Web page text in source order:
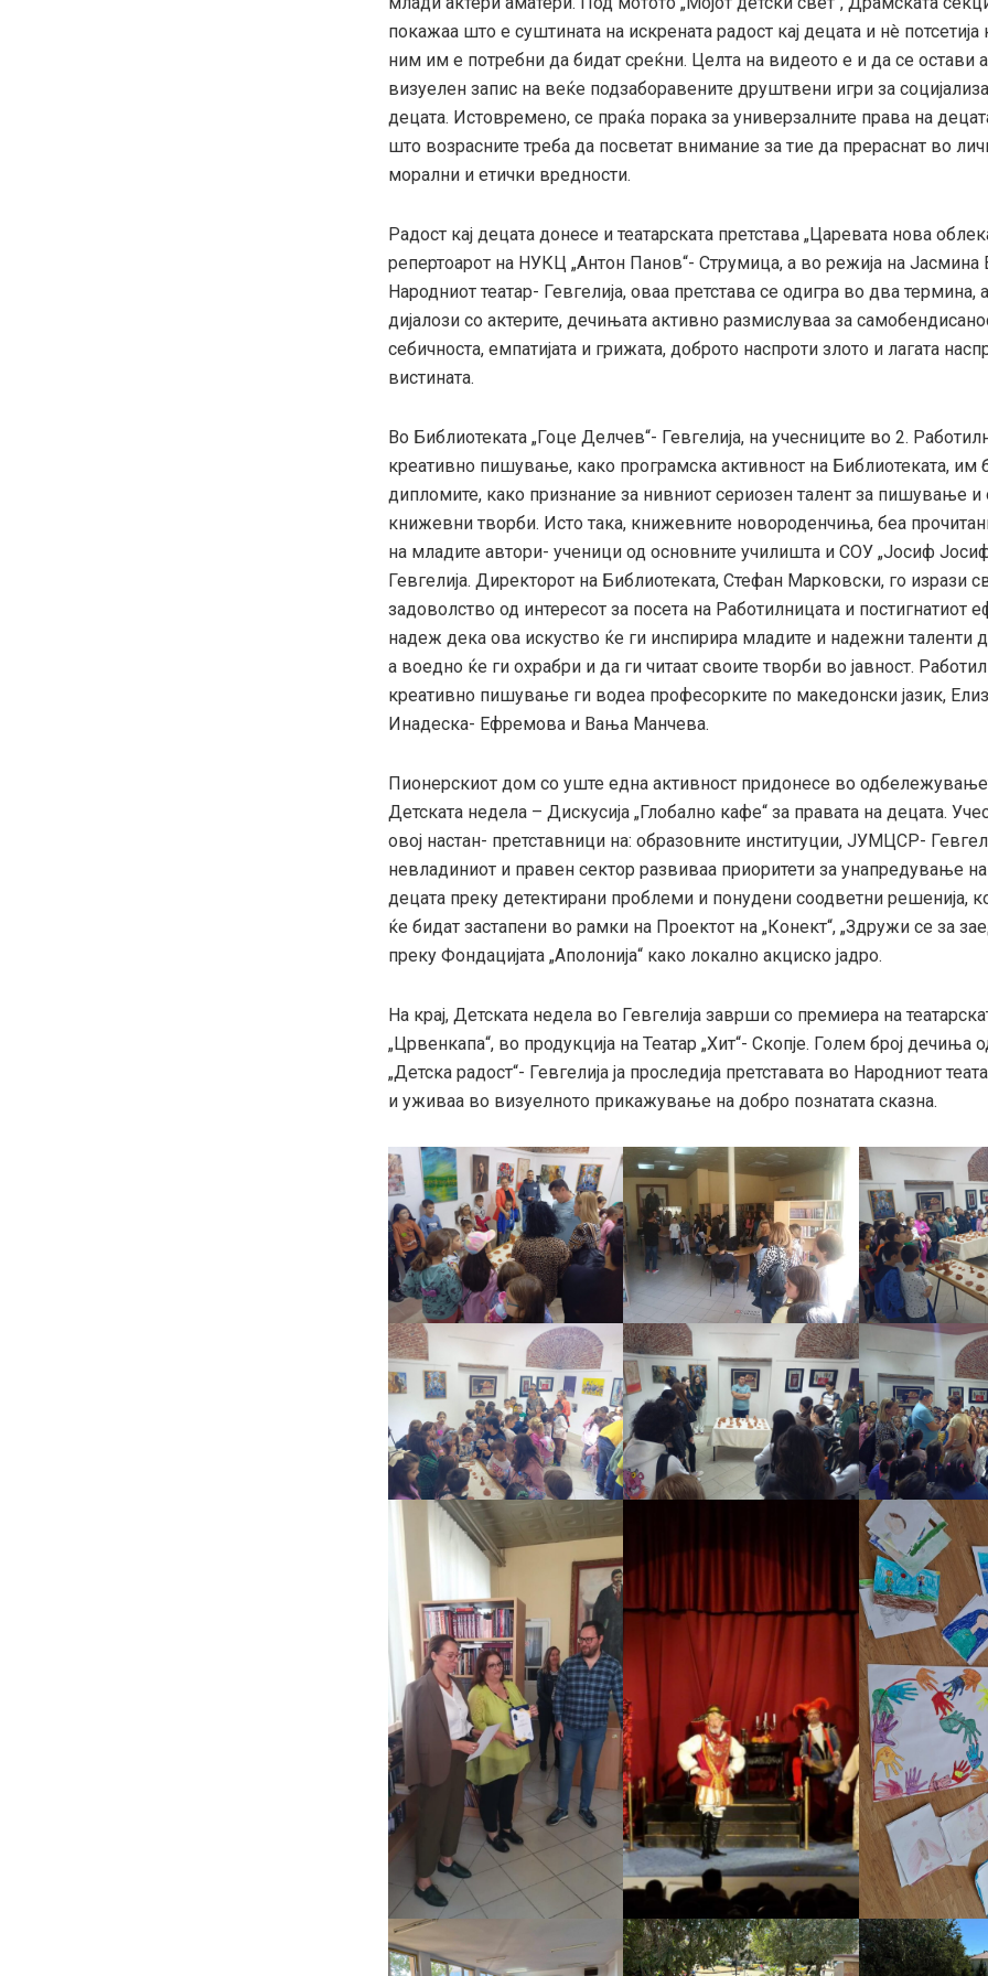
покажаа што е суштината на искрената радост кај децата и нè
ним им е потребни да бидат среќни. Целта на видеото е и да се остави
визуелен запис на веќе подзаборавените друштвени игри за
децата. Истовремено, се праќа порака за универзалните права на
што возрасните треба да посветат внимание за тие да прераснат во
морални и етички вредности.
Радост кај децата донесе и театарската претстава „Царевата нова
репертоарот на НУКЦ „Антон Панов“- Струмица, а во режија на Јасмина
Народниот театар- Гевгелија, оваа претстава се одигра во два термина,
дијалози со актерите, дечињата активно размислуваа за
себичноста, емпатијата и грижата, доброто наспроти злото и лагата
вистината.
Во Библиотеката „Гоце Делчев“- Гевгелија, на учесниците во 2.
креативно пишување, како програмска активност на Библиотеката, им
дипломите, како признание за нивниот сериозен талент за пишување и
книжевни творби. Исто така, книжевните новороденчиња, беа
на младите автори- ученици од основните училишта и СОУ „Јосиф
Гевгелија. Директорот на Библиотеката, Стефан Марковски, го изрази
задоволство од интересот за посета на Работилницата и постигнатиот
надеж дека ова искуство ќе ги инспирира младите и надежни таленти
а воедно ќе ги охрабри и да ги читаат своите творби во јавност.
креативно пишување ги водеа професорките по македонски јазик,
Инадеска- Ефремова и Вања Манчева.
Пионерскиот дом со уште една активност придонесе во
Детската недела – Дискусија „Глобално кафе“ за правата на децата.
овој настан- претставници на: образовните институции, ЈУМЦСР-
невладиниот и правен сектор развиваа приоритети за унапредување
децата преку детектирани проблеми и понудени соодветни решенија,
ќе бидат застапени во рамки на Проектот на „Конект“, „Здружи се за
преку Фондацијата „Аполонија“ како локално акциско јадро.
На крај, Детската недела во Гевгелија заврши со премиера на
„Црвенкапа“, во продукција на Театар „Хит“- Скопје. Голем број дечиња
„Детска радост“- Гевгелија ја проследија претставата во Народниот
и уживаа во визуелното прикажување на добро познатата сказна.